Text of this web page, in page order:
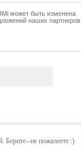
может быть изменена
наших партнеров.
Берите--не пожалеете :)